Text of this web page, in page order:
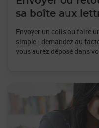
sa boîte aux
Envoyer un colis ou faire
simple : demandez au
vous aurez déposé dans